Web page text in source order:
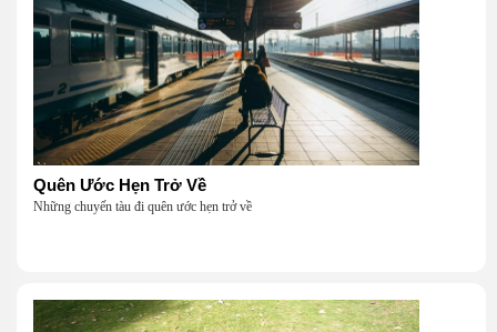
Quên Ước Hẹn Trở Về
Những chuyến tàu đi quên ước hẹn trở về